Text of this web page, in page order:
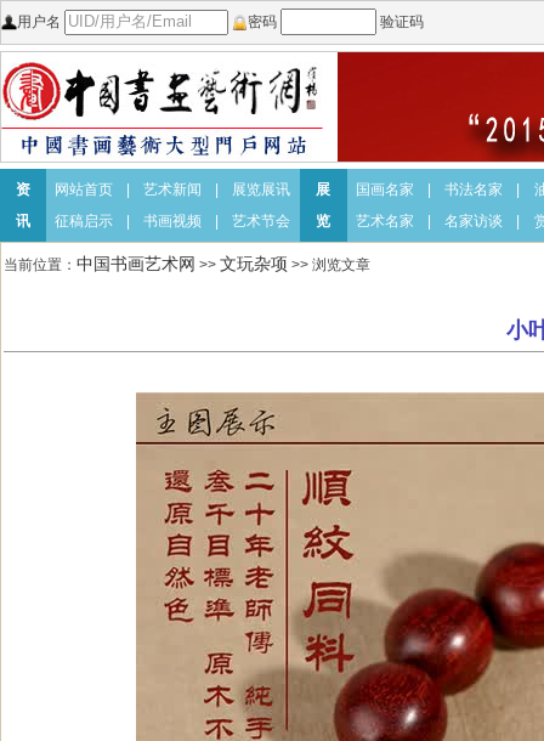
用户名 密码 验证码
资
讯
网站首页
征稿启示
艺术新闻
书画视频
展览展讯
艺术节会
展
览
国画名家
艺术名家
书法名家
名家访谈
当前位置： 中国书画艺术网 >> 文玩杂项 >> 浏览文章
小